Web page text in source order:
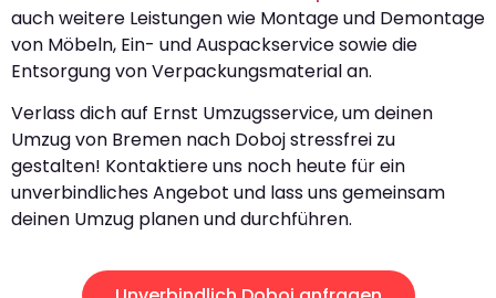
auch weitere Leistungen wie Montage und Demontage
von Möbeln, Ein- und Auspackservice sowie die
Entsorgung von Verpackungsmaterial an.
Verlass dich auf Ernst Umzugsservice, um deinen
Umzug von Bremen nach Doboj stressfrei zu
gestalten! Kontaktiere uns noch heute für ein
unverbindliches Angebot und lass uns gemeinsam
deinen Umzug planen und durchführen.